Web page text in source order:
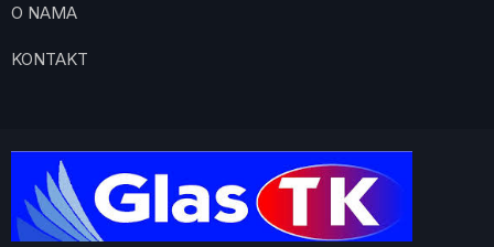
O NAMA
KONTAKT